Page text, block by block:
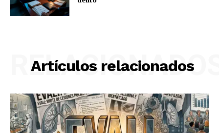
Artículos relacionados